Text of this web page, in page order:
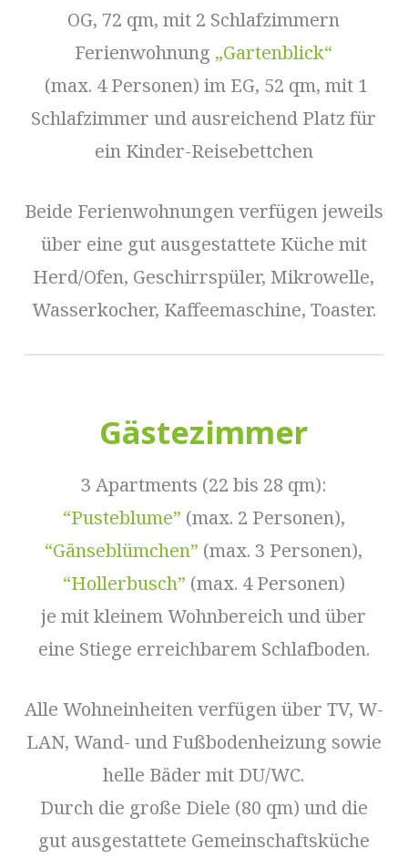
OG, 72 qm, mit 2 Schlafzimmern
Ferienwohnung „Gartenblick“
(max. 4 Personen) im EG, 52 qm, mit 1
Schlafzimmer und ausreichend Platz für
ein Kinder-Reisebettchen
Beide Ferienwohnungen verfügen jeweils
über eine gut ausgestattete Küche mit
Herd/Ofen, Geschirrspüler, Mikrowelle,
Wasserkocher, Kaffeemaschine, Toaster.
Gästezimmer
3 Apartments (22 bis 28 qm):
“Pusteblume” (max. 2 Personen),
“Gänseblümchen” (max. 3 Personen),
“Hollerbusch” (max. 4 Personen)
je mit kleinem Wohnbereich und über
eine Stiege erreichbarem Schlafboden.
Alle Wohneinheiten verfügen über TV, W-
LAN, Wand- und Fußbodenheizung sowie
helle Bäder mit DU/WC.
Durch die große Diele (80 qm) und die
gut ausgestattete Gemeinschaftsküche